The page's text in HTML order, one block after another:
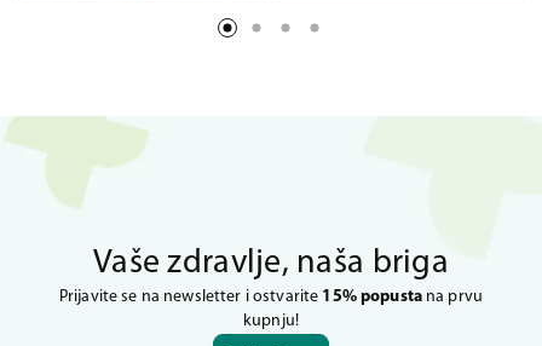
Vaše zdravlje, naša briga
Prijavite se na newsletter i ostvarite 15% popustana prvu
kupnju!